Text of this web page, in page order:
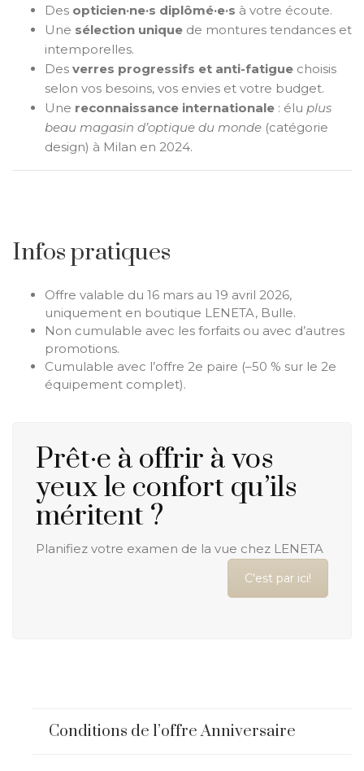
Des opticien·ne·s diplômé·e·s à votre écoute.
Une sélection unique de montures tendances et
intemporelles.
Des verres progressifs et anti-fatigue choisis
selon vos besoins, vos envies et votre budget.
Une reconnaissance internationale : élu plus
beau magasin d’optique du monde (catégorie
design) à Milan en 2024.
Infos pratiques
Offre valable du 16 mars au 19 avril 2026,
uniquement en boutique LENETA, Bulle.
Non cumulable avec les forfaits ou avec d’autres
promotions.
Cumulable avec l’offre 2e paire (–50 % sur le 2e
équipement complet).
Prêt·e à offrir à vos
yeux le confort qu’ils
méritent ?
Planifiez votre examen de la vue chez LENETA
C'est par ici!
Conditions de l’offre Anniversaire